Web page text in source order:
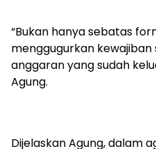
“Bukan hanya sebatas
menggugurkan kewajiban
anggaran yang sudah
Agung.
Dijelaskan Agung, dalam